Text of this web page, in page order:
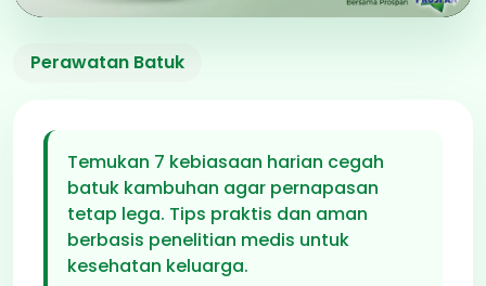
7 Kebiasaan Harian
Kambuhan untuk
Pernapasan Lebih
Lega
28 Jan 20263 MenitPenulis: Tim Prospan
Perawatan Batuk
Temukan 7 kebiasaan harian cegah
batuk kambuhan agar pernapasan
tetap lega. Tips praktis dan aman
berbasis penelitian medis untuk
kesehatan keluarga.